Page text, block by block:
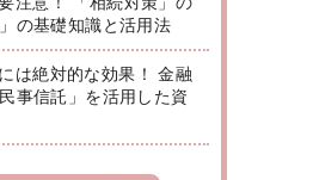
の基礎知識と活用法
は絶対的な効果！ 金融
事信託」を活用した資